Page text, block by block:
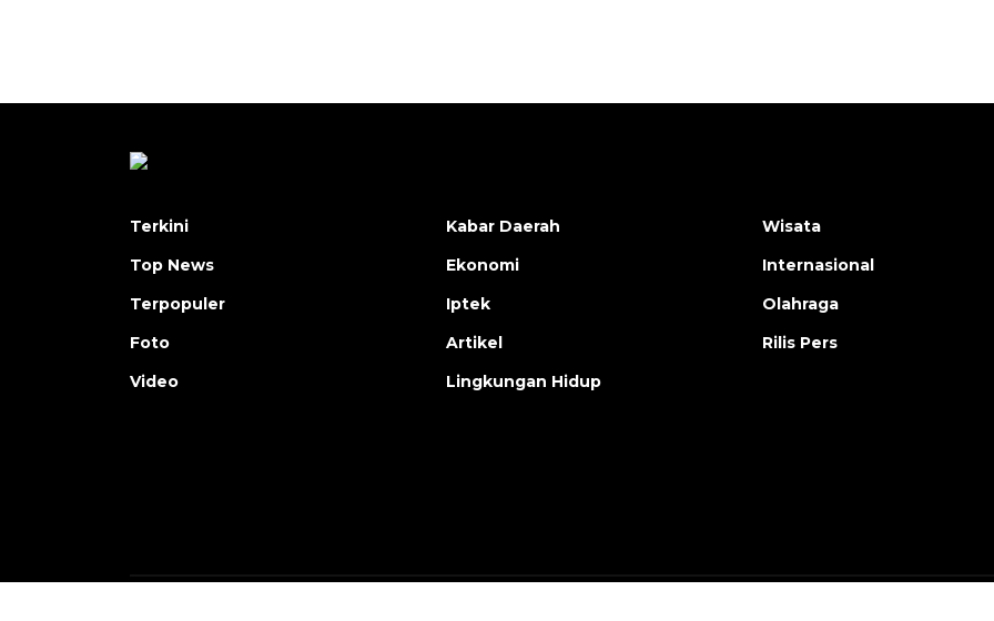
Terkini
Top News
Terpopuler
Foto
Video
Kabar Daerah
Ekonomi
Iptek
Artikel
Lingkungan Hidup
Wisata
Internasional
Olahraga
Rilis Pers